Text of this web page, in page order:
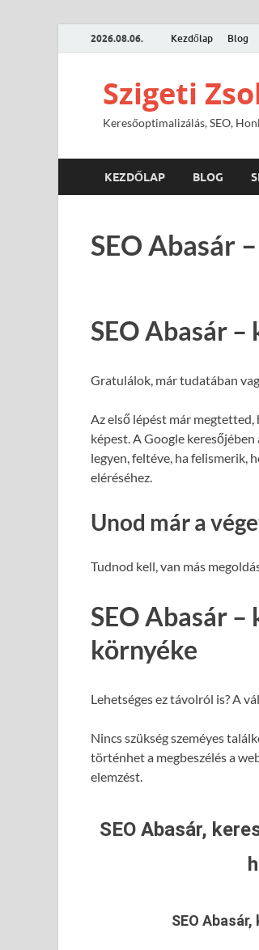
2026.08.06. Kezdőlap Blog
Szigeti
Keresőoptimalizálás, SEO,
KEZDŐLAP BLOG
SEO Abasár
SEO Abasár
Gratulálok, már tudatában
Az első lépést már
képest. A Google
legyen, feltéve, ha felismerik,
eléréséhez.
Unod már a
Tudnod kell, van más
SEO Abasár
környéke
Lehetséges ez távolról is? A
Nincs szükség szeméyes
történhet a megbeszélés a
elemzést.
SEO Abasár,
SEO